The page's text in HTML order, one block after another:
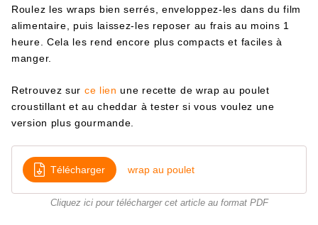
Roulez les wraps bien serrés, enveloppez-les dans du film
alimentaire, puis laissez-les reposer au frais au moins 1
heure. Cela les rend encore plus compacts et faciles à
manger.
Retrouvez sur ce lien une recette de wrap au poulet
croustillant et au cheddar à tester si vous voulez une
version plus gourmande.
Télécharger wrap au poulet
Cliquez ici pour télécharger cet article au format PDF